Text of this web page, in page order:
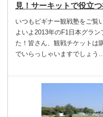
見！サーキットで役立
いつもビギナー観戦塾をご覧
よいよ2013年のF1日本グラ
た！皆さん、観戦チケットは
でいらっしゃいますでしょう